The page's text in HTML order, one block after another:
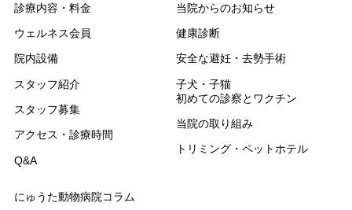
診療内容・料金
ウェルネス会員
院内設備
スタッフ紹介
スタッフ募集
アクセス・診療時間
Q&A
当院からのお知らせ
健康診断
安全な避妊・去勢手術
子犬・子猫
初めての診察とワクチン
当院の取り組み
トリミング・ペットホテル
にゅうた動物病院コラム